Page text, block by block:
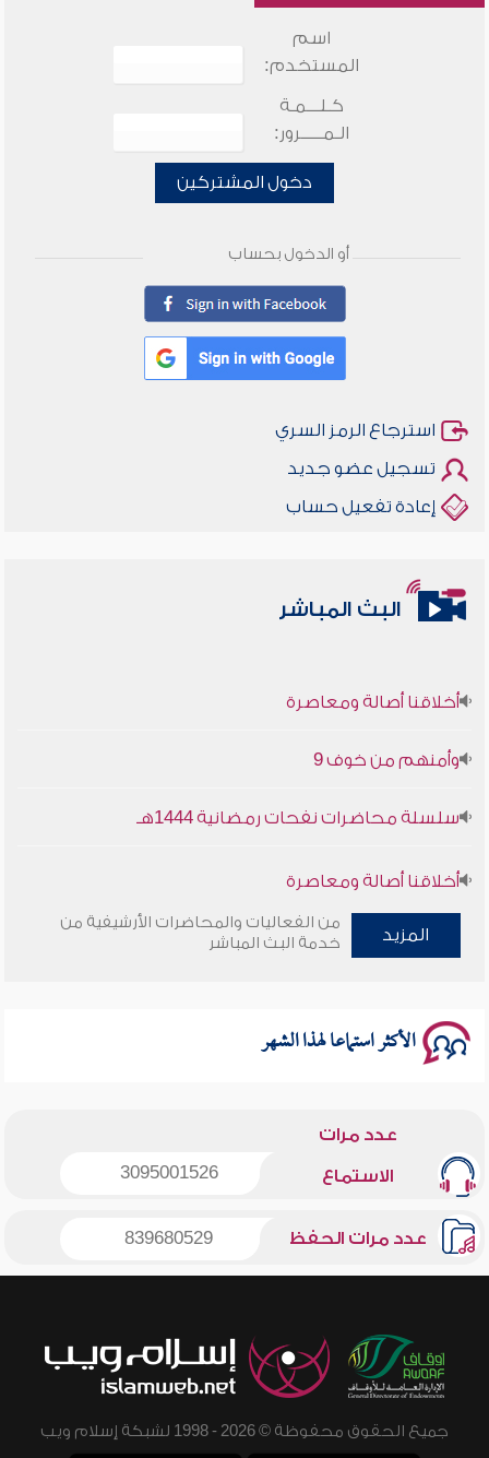
اسم
المستخدم:
كـلـــمـة
الـمـــــرور:
دخول المشتركين
أو الدخول بحساب
استرجاع الرمز السري
تسجيل عضو جديد
إعادة تفعيل حساب
البث المباشر
أخلاقنا أصالة ومعاصرة
وأمنهم من خوف 9
سلسلة محاضرات نفحات رمضانية 1444هـ
أخلاقنا أصالة ومعاصرة
وأمنهم من خوف 9
المزيد
من الفعاليات والمحاضرات الأرشيفية من
خدمة البث المباشر
الأكثر استماعا لهذا الشهر
عدد مرات
الاستماع 3095001526
عدد مرات الحفظ 839680529
جميع الحقوق محفوظة © 2026 - 1998 لشبكة إسلام ويب